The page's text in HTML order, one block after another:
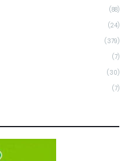
(88)
(24)
(379)
(7)
(30)
(7)